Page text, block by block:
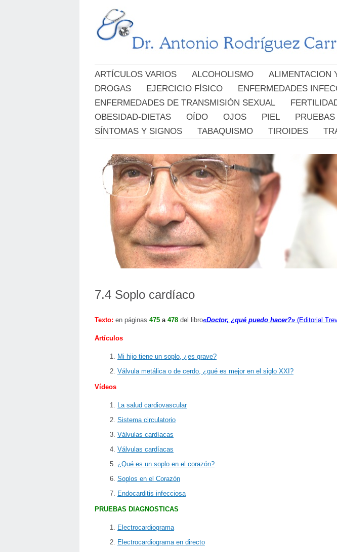
ARTÍCULOS VARIOS ALCOHOLISMO ALIMENTACION
DROGAS
EJERCICIO FÍSICO ENFERMEDADES
ENFERMEDADES DE TRANSMISIÓN SEXUAL
OBESIDAD-DIETAS
OÍDO OJOS PIEL
SÍNTOMAS Y SIGNOS
TABAQUISMO TIROIDES
7.4 Soplo cardíaco
Texto: en páginas 475 a 478 del libro«Doctor, ¿qué puedo hacer?» (Editorial
Artículos
Mi hijo tiene un soplo, ¿es grave?
Válvula metálica o de cerdo, ¿qué es mejor en el siglo XXI?
Vídeos
La salud cardiovascular
Sistema circulatorio
Válvulas cardíacas
Válvulas cardíacas
¿Qué es un soplo en el corazón?
Soplos en el Corazón
Endocarditis infecciosa
PRUEBAS DIAGNOSTICAS
Electrocardiograma
Electrocardiograma en directo